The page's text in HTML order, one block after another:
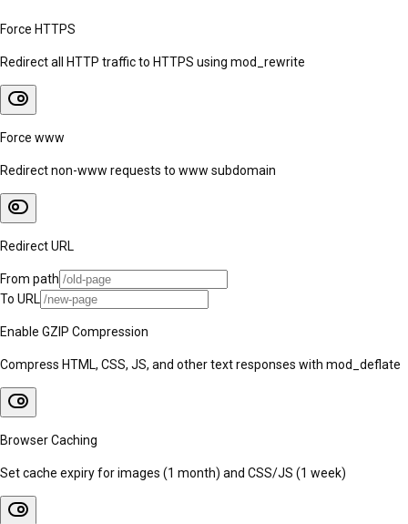
Force HTTPS
Redirect all HTTP traffic to HTTPS using mod_rewrite
Force www
Redirect non-www requests to www subdomain
Redirect URL
From path
To URL
Enable GZIP Compression
Compress HTML, CSS, JS, and other text responses with mod_deflate
Browser Caching
Set cache expiry for images (1 month) and CSS/JS (1 week)